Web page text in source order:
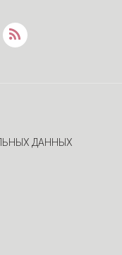
ДАННЫХ